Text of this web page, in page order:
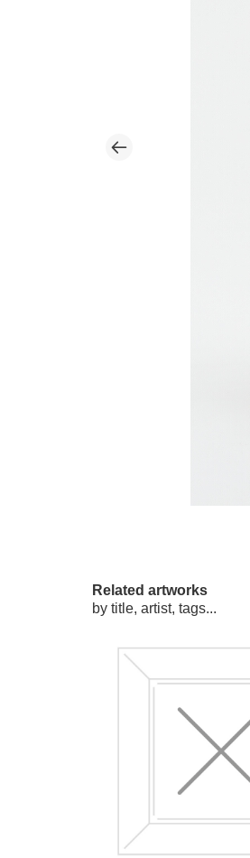
Related artworks
by title, artist, tags...